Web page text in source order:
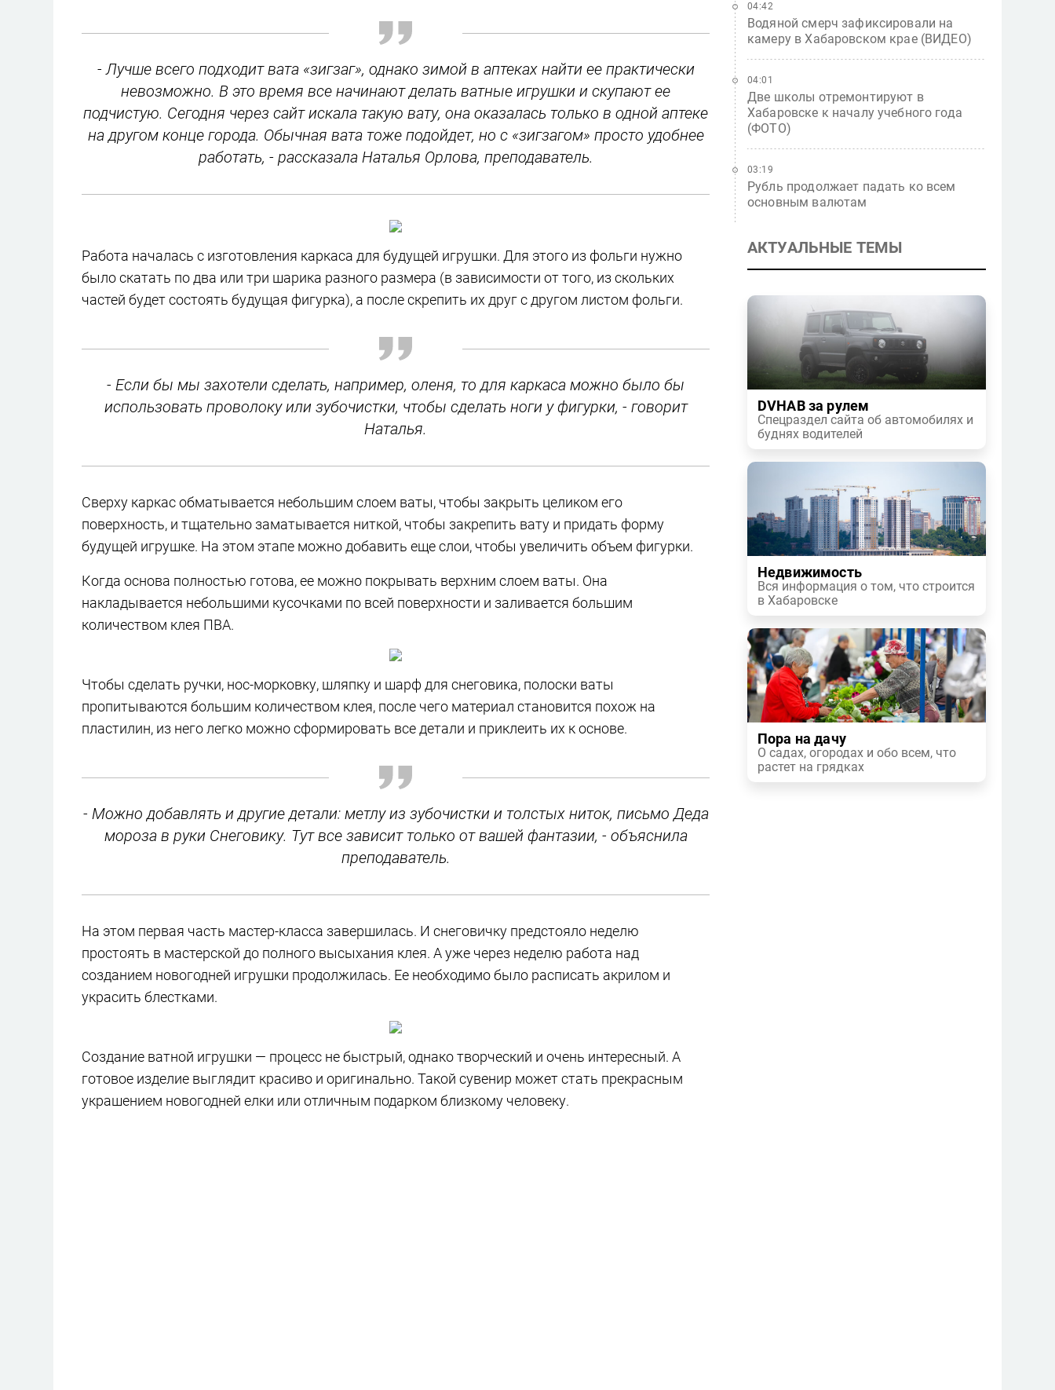
- Лучше всего подходит вата «зигзаг», однако зимой в аптеках найти ее практически
невозможно. В это время все начинают делать ватные игрушки и скупают ее
подчистую. Сегодня через сайт искала такую вату, она оказалась только в одной аптеке
на другом конце города. Обычная вата тоже подойдет, но с «зигзагом» просто удобнее
работать, - рассказала Наталья Орлова, преподаватель.
Работа началась с изготовления каркаса для будущей игрушки. Для этого из фольги нужно
было скатать по два или три шарика разного размера (в зависимости от того, из скольких
частей будет состоять будущая фигурка), а после скрепить их друг с другом листом фольги.
- Если бы мы захотели сделать, например, оленя, то для каркаса можно было бы
использовать проволоку или зубочистки, чтобы сделать ноги у фигурки, - говорит
Наталья.
Сверху каркас обматывается небольшим слоем ваты, чтобы закрыть целиком его
поверхность, и тщательно заматывается ниткой, чтобы закрепить вату и придать форму
будущей игрушке. На этом этапе можно добавить еще слои, чтобы увеличить объем фигурки.
Когда основа полностью готова, ее можно покрывать верхним слоем ваты. Она
накладывается небольшими кусочками по всей поверхности и заливается большим
количеством клея ПВА.
Чтобы сделать ручки, нос-морковку, шляпку и шарф для снеговика, полоски ваты
пропитываются большим количеством клея, после чего материал становится похож на
пластилин, из него легко можно сформировать все детали и приклеить их к основе.
- Можно добавлять и другие детали: метлу из зубочистки и толстых ниток, письмо Деда
мороза в руки Снеговику. Тут все зависит только от вашей фантазии, - объяснила
преподаватель.
На этом первая часть мастер-класса завершилась. И снеговичку предстояло неделю
простоять в мастерской до полного высыхания клея. А уже через неделю работа над
созданием новогодней игрушки продолжилась. Ее необходимо было расписать акрилом и
украсить блестками.
Создание ватной игрушки — процесс не быстрый, однако творческий и очень интересный. А
готовое изделие выглядит красиво и оригинально. Такой сувенир может стать прекрасным
украшением новогодней елки или отличным подарком близкому человеку.
Водяной смерч зафиксировали на
камеру в Хабаровском крае (ВИДЕО)
04:42
Две школы отремонтируют в
Хабаровске к началу учебного года
(ФОТО)
04:01
Рубль продолжает падать ко всем
основным валютам
03:19
АКТУАЛЬНЫЕ ТЕМЫ
DVHAB за рулем
Спецраздел сайта об автомобилях и
буднях водителей
Недвижимость
Вся информация о том, что строится
в Хабаровске
Пора на дачу
О садах, огородах и обо всем, что
растет на грядках